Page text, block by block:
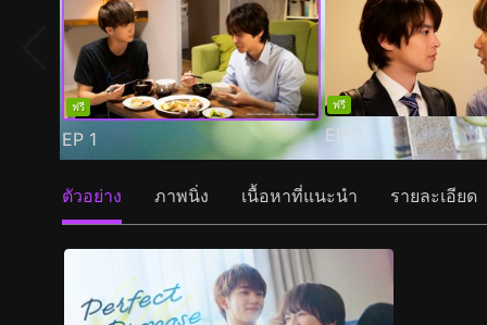
ฟรี
EP 1
ฟรี
EP
ตัวอย่าง ภาพนิ่ง เนื้อหาที่แนะนำ รายละเอียด